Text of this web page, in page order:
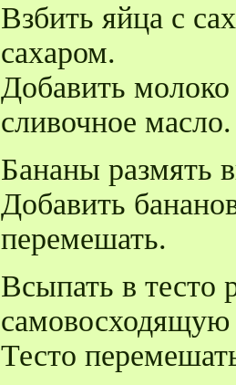
Взбить яйца с
сахаром.
Добавить
сливочное масло.
Бананы размять
Добавить
перемешать.
Всыпать в тесто
Тесто